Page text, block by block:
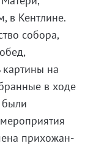
в Кентлине.
собора,
картины на
в ходе
были
прихожан-